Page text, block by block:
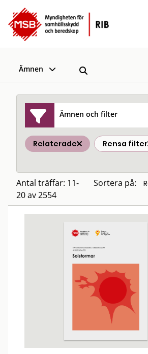
Ämnen
Ämnen och filter
Relaterade Rensa filter
Antal träffar: 11-
20 av 2554
Sortera på: